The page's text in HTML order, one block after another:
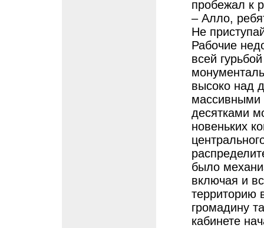
пробежал к
– Алло,
Не
Рабочие
всей
высоко над
массивными
десятками
новеньких
было
включая и
территорию
громадину
кабинете